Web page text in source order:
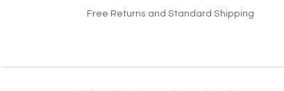
Free Returns and Standard Shipping